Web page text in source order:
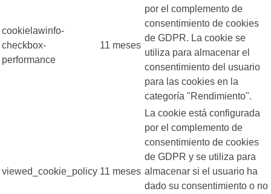
cookielawinfo-
checkbox-
performance
11 meses
por el complemento de
consentimiento de cookies
de GDPR. La cookie se
utiliza para almacenar el
consentimiento del usuario
para las cookies en la
categoría "Rendimiento".
viewed_cookie_policy 11 meses
La cookie está configurada
por el complemento de
consentimiento de cookies
de GDPR y se utiliza para
almacenar si el usuario ha
dado su consentimiento o no